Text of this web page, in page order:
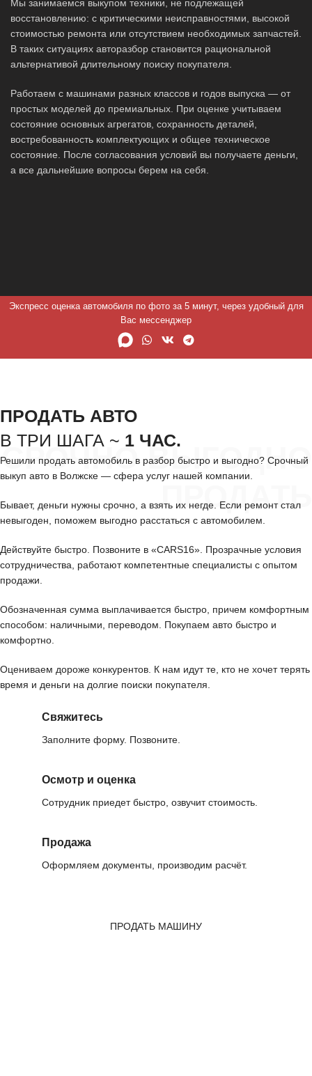
Мы занимаемся выкупом техники, не подлежащей
восстановлению: с критическими неисправностями, высокой
стоимостью ремонта или отсутствием необходимых запчастей.
В таких ситуациях авторазбор становится рациональной
альтернативой длительному поиску покупателя.
Работаем с машинами разных классов и годов выпуска — от
простых моделей до премиальных. При оценке учитываем
состояние основных агрегатов, сохранность деталей,
востребованность комплектующих и общее техническое
состояние. После согласования условий вы получаете деньги,
а все дальнейшие вопросы берем на себя.
Экспресс оценка автомобиля по фото за 5 минут, через удобный для
Вас мессенджер
СРОЧНО ВЫГОДНО
ПРОДАТЬ
ПРОДАТЬ АВТО
В ТРИ ШАГА ~ 1 ЧАС.
Решили продать автомобиль в разбор быстро и выгодно? Срочный
выкуп авто в Волжске — сфера услуг нашей компании.
Бывает, деньги нужны срочно, а взять их негде. Если ремонт стал
невыгоден, поможем выгодно расстаться с автомобилем.
Действуйте быстро. Позвоните в «CARS16». Прозрачные условия
сотрудничества, работают компетентные специалисты с опытом
продажи.
Обозначенная сумма выплачивается быстро, причем комфортным
способом: наличными, переводом. Покупаем авто быстро и
комфортно.
Оцениваем дороже конкурентов. К нам идут те, кто не хочет терять
время и деньги на долгие поиски покупателя.
Свяжитесь
Заполните форму. Позвоните.
Осмотр и оценка
Сотрудник приедет быстро, озвучит стоимость.
Продажа
Оформляем документы, производим расчёт.
ПРОДАТЬ МАШИНУ